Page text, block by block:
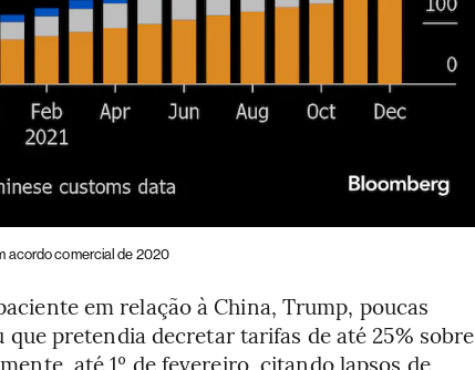
acordo comercial de 2020
em relação à China, Trump, poucas
pretendia decretar tarifas de até 25% sobre
até 1º de fevereiro, citando lapsos de